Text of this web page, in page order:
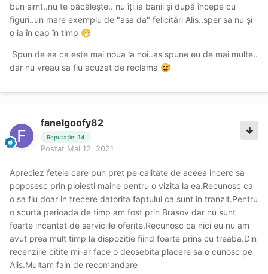
bun simt..nu te păcălește.. nu îți ia banii și după începe cu
figuri..un mare exemplu de "asa da" felicitări Alis..sper sa nu și-
o ia în cap în timp 😁
Spun de ea ca este mai noua la noi..as spune eu de mai multe..
dar nu vreau sa fiu acuzat de reclama 😅
fanelgoofy82
Reputație: 14
Postat Mai 12, 2021
Apreciez fetele care pun pret pe calitate de aceea incerc sa
poposesc prin ploiesti maine pentru o vizita la ea.Recunosc ca
o sa fiu doar in trecere datorita faptului ca sunt in tranzit.Pentru
o scurta perioada de timp am fost prin Brasov dar nu sunt
foarte incantat de serviciile oferite.Recunosc ca nici eu nu am
avut prea mult timp la dispozitie fiind foarte prins cu treaba.Din
recenziile citite mi-ar face o deosebita placere sa o cunosc pe
Alis.Multam fain de recomandare